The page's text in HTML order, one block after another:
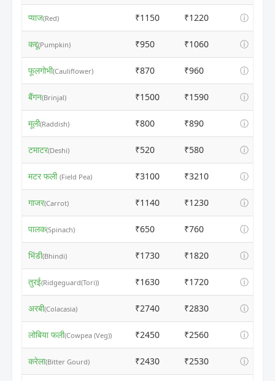
प्याज(Red) ₹1150 ₹1220 ⓘ
कद्दू(Pumpkin) ₹950 ₹1060 ⓘ
फूलगोभी(Cauliflower) ₹870 ₹960 ⓘ
बैंगन(Brinjal) ₹1500 ₹1590 ⓘ
मूली(Raddish) ₹800 ₹890 ⓘ
टमाटर(Deshi) ₹520 ₹580 ⓘ
मटर फली (Field Pea) ₹3100 ₹3210 ⓘ
गाजर(Carrot) ₹1140 ₹1230 ⓘ
पालक(Spinach) ₹650 ₹760 ⓘ
भिंडी(Bhindi) ₹1730 ₹1820 ⓘ
तुरई(Ridgeguard(Tori)) ₹1630 ₹1720 ⓘ
अरबी(Colacasia) ₹2740 ₹2830 ⓘ
लोबिया फली(Cowpea (Veg)) ₹2450 ₹2560 ⓘ
करेला(Bitter Gourd) ₹2430 ₹2530 ⓘ